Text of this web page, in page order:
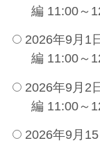
編 11:00～
2026年9月1
編 11:00～
2026年9月2
編 11:00～
2026年9月